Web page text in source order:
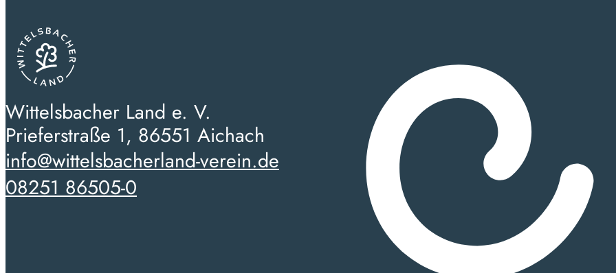
Wittelsbacher Land e. V.
Prieferstraße 1, 86551 Aichach
info@wittelsbacherland-verein.de
08251 86505-0